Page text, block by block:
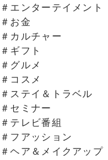
＃エンターテイメント
＃お金
＃カルチャー
＃ギフト
＃グルメ
＃コスメ
＃ステイ＆トラベル
＃セミナー
＃テレビ番組
＃フアッション
＃ヘア＆メイクアップ